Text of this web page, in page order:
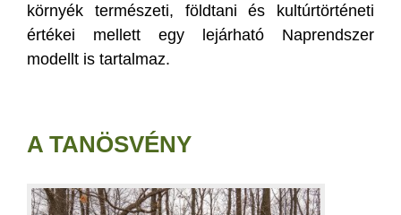
környék természeti, földtani és kultúrtörténeti
értékei mellett egy lejárható Naprendszer
modellt is tartalmaz.
A TANÖSVÉNY